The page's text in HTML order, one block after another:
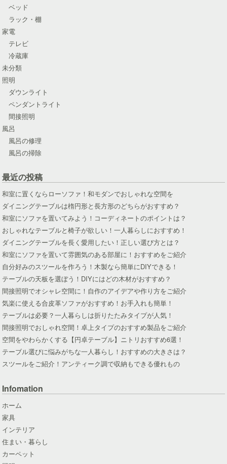
ベッド
ラック・棚
家電
テレビ
冷蔵庫
未分類
照明
ダウンライト
ペンダントライト
間接照明
風呂
風呂の修理
風呂の掃除
最近の投稿
和室に置くならローソファ！和モダンでおしゃれな空間を
ダイニングテーブルは楕円形と長方形のどちらがおすすめ？
和室にソファを置いてみよう！コーディネートのポイントは？
おしゃれなテーブルと椅子が欲しい！一人暮らしにおすすめ！
ダイニングテーブルを長く愛用したい！正しい選び方とは？
和室にソファを置いて雰囲気のある部屋に！おすすめをご紹介
自分好みのスツールを作ろう！木製なら簡単にDIYできる！
テーブルの天板を選ぼう！DIYにはどの木材がおすすめ？
間接照明でオシャレ空間に！自作のアイデアや作り方をご紹介
気楽に使える合皮革ソファがおすすめ！お手入れも簡単！
テーブルは必要？一人暮らしは折りたたみタイプが人気！
間接照明でおしゃれ空間！卓上タイプのおすすめ製品をご紹介
空間をやわらかくする【円卓テーブル】ニトリおすすめ6選！
テーブル選びに悩みがちな一人暮らし！おすすめの大きさは？
スツールをご紹介！アンティーク調で収納もできる優れもの
Infomation
ホーム
家具
インテリア
住まい・暮らし
カーペット